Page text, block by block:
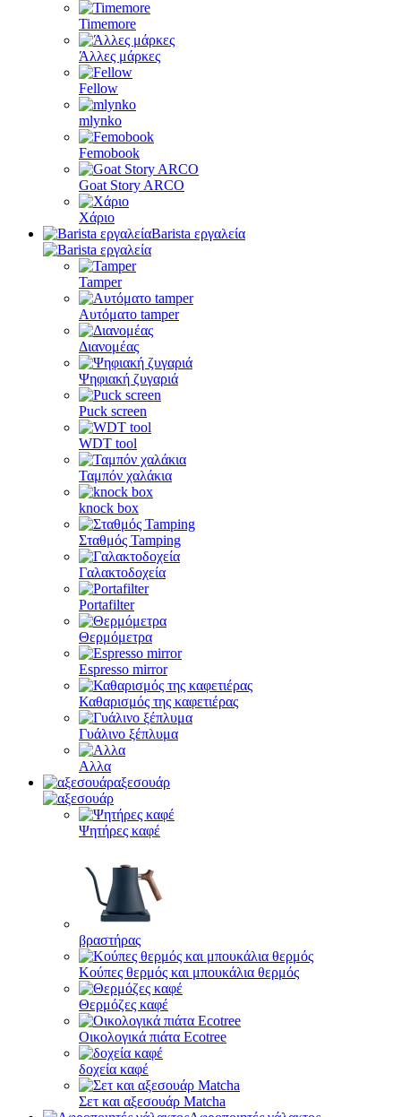
Timemore
Άλλες μάρκες
Fellow
mlynko
Femobook
Goat Story ARCO
Χάριο
Barista εργαλεία
Tamper
Αυτόματο tamper
Διανομέας
Ψηφιακή ζυγαριά
Puck screen
WDT tool
Ταμπόν χαλάκια
knock box
Σταθμός Tamping
Γαλακτοδοχεία
Portafilter
Θερμόμετρα
Espresso mirror
Καθαρισμός της καφετιέρας
Γυάλινο ξέπλυμα
Αλλα
αξεσουάρ
Ψητήρες καφέ
βραστήρας
Κούπες θερμός και μπουκάλια θερμός
Θερμόζες καφέ
Οικολογικά πιάτα Ecotree
δοχεία καφέ
Σετ και αξεσουάρ Matcha